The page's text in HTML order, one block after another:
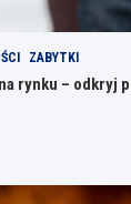
ZABYTKI
rynku – odkryj